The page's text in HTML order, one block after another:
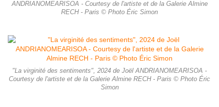
ANDRIANOMEARISOA - Courtesy de l'artiste et de la Galerie Almine
RECH - Paris © Photo Éric Simon
"La virginité des sentiments", 2024 de Joël ANDRIANOMEARISOA -
Courtesy de l'artiste et de la Galerie Almine RECH - Paris © Photo Éric
Simon